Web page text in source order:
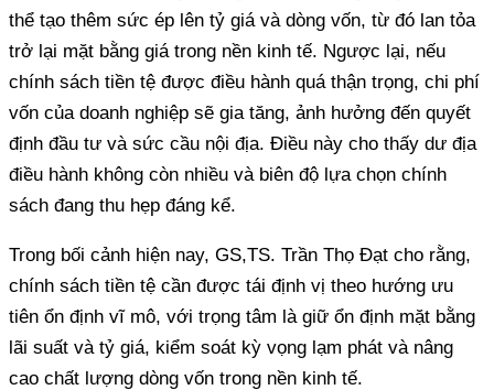
thể tạo thêm sức ép lên tỷ giá và dòng vốn, từ đó lan tỏa
trở lại mặt bằng giá trong nền kinh tế. Ngược lại, nếu
chính sách tiền tệ được điều hành quá thận trọng, chi phí
vốn của doanh nghiệp sẽ gia tăng, ảnh hưởng đến quyết
định đầu tư và sức cầu nội địa. Điều này cho thấy dư địa
điều hành không còn nhiều và biên độ lựa chọn chính
sách đang thu hẹp đáng kể.
Trong bối cảnh hiện nay, GS,TS. Trần Thọ Đạt cho rằng,
chính sách tiền tệ cần được tái định vị theo hướng ưu
tiên ổn định vĩ mô, với trọng tâm là giữ ổn định mặt bằng
lãi suất và tỷ giá, kiểm soát kỳ vọng lạm phát và nâng
cao chất lượng dòng vốn trong nền kinh tế.